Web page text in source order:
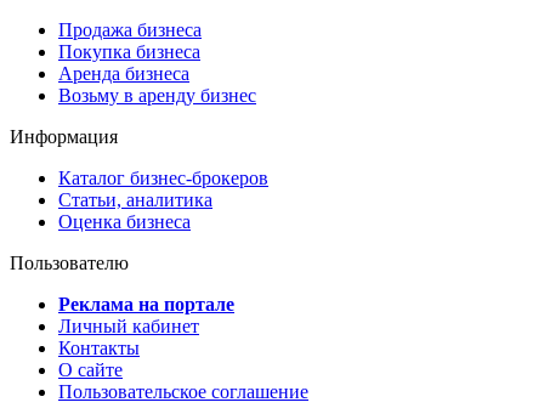
Продажа бизнеса
Покупка бизнеса
Аренда бизнеса
Возьму в аренду бизнес
Информация
Каталог бизнес-брокеров
Статьи, аналитика
Оценка бизнеса
Пользователю
Реклама на портале
Личный кабинет
Контакты
О сайте
Пользовательское соглашение